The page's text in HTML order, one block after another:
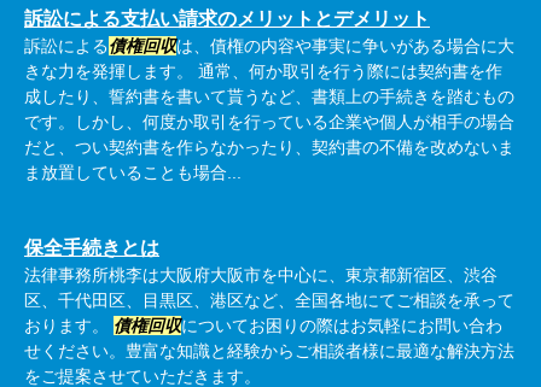
訴訟による支払い請求のメリットとデメリット
訴訟による債権回収は、債権の内容や事実に争いがある場合に大
きな力を発揮します。 通常、何か取引を行う際には契約書を作
成したり、誓約書を書いて貰うなど、書類上の手続きを踏むもの
です。しかし、何度か取引を行っている企業や個人が相手の場合
だと、つい契約書を作らなかったり、契約書の不備を改めないま
ま放置していることも場合...
保全手続きとは
法律事務所桃李は大阪府大阪市を中心に、東京都新宿区、渋谷
区、千代田区、目黒区、港区など、全国各地にてご相談を承って
おります。 債権回収についてお困りの際はお気軽にお問い合わ
せください。豊富な知識と経験からご相談者様に最適な解決方法
をご提案させていただきます。